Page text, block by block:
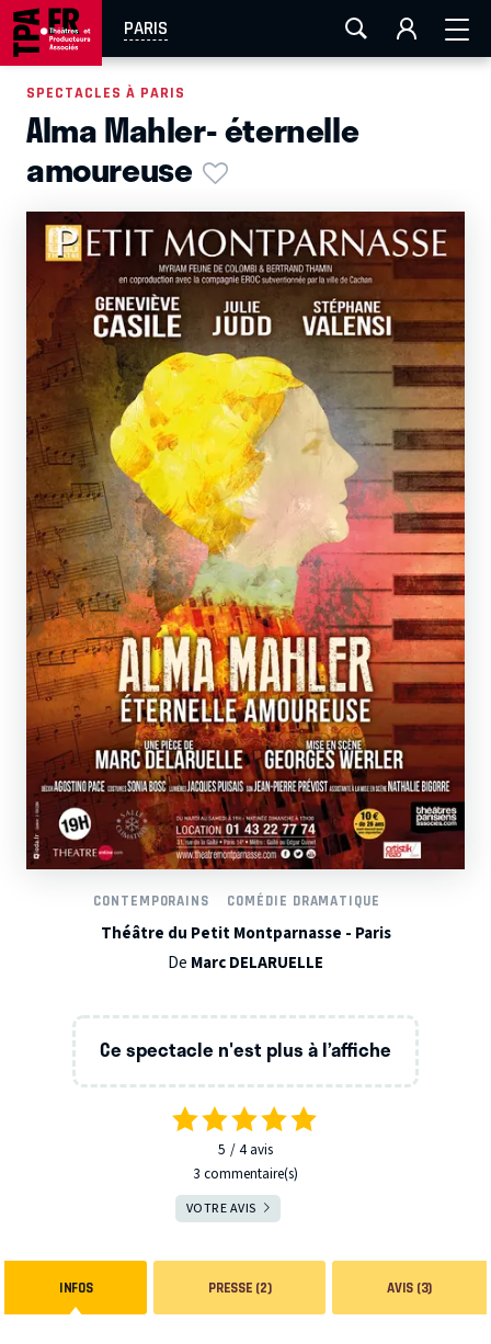
PARIS
AIX-MARSEILLE LA ROCHELLE
EN TOURNÉE
SPECTACLES À PARIS
Alma Mahler- éternelle
amoureuse
CONTEMPORAINS COMÉDIE DRAMATIQUE
Théâtre du Petit Montparnasse - Paris
De Marc DELARUELLE
Ce spectacle n'est plus à l’affiche
5 4avis
3 commentaire(s)
VOTRE AVIS
INFOS PRESSE (2) AVIS (3)